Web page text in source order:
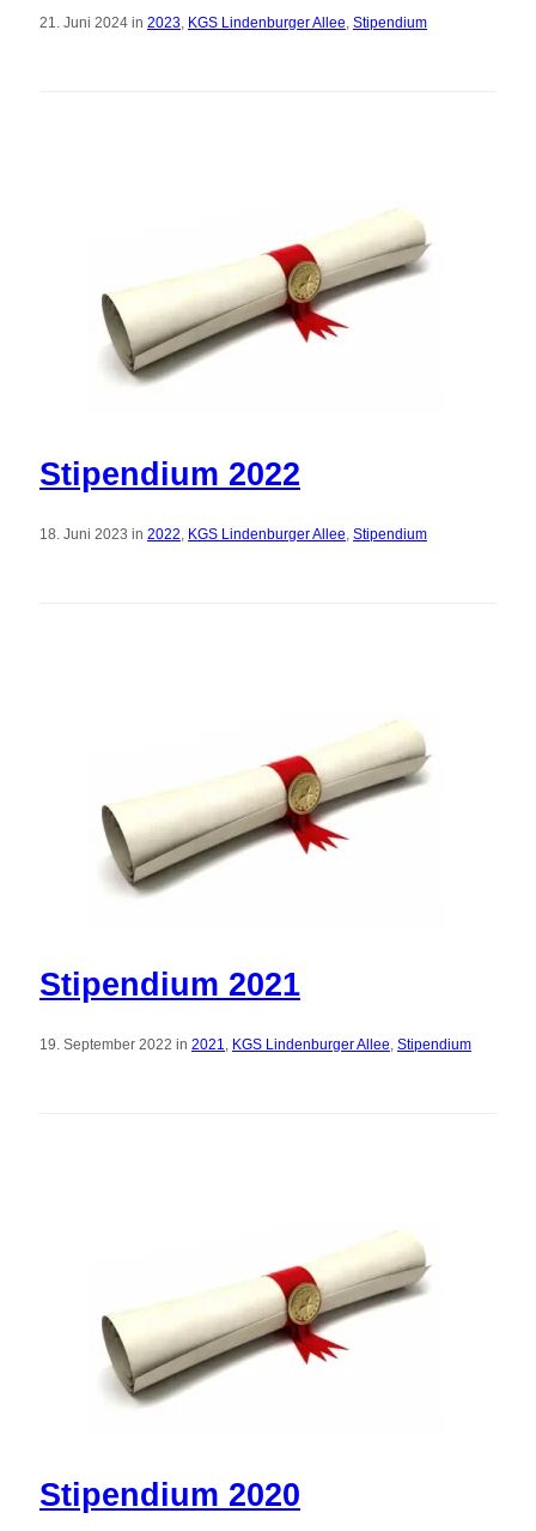
21. Juni 2024 in 2023, KGS Lindenburger Allee, Stipendium
Stipendium 2022
18. Juni 2023 in 2022 KGS Lindenburger Allee Stipendium
Stipendium 2021
19. September 2022 in 2021, KGS Lindenburger Allee, Stipendium
Stipendium 2020